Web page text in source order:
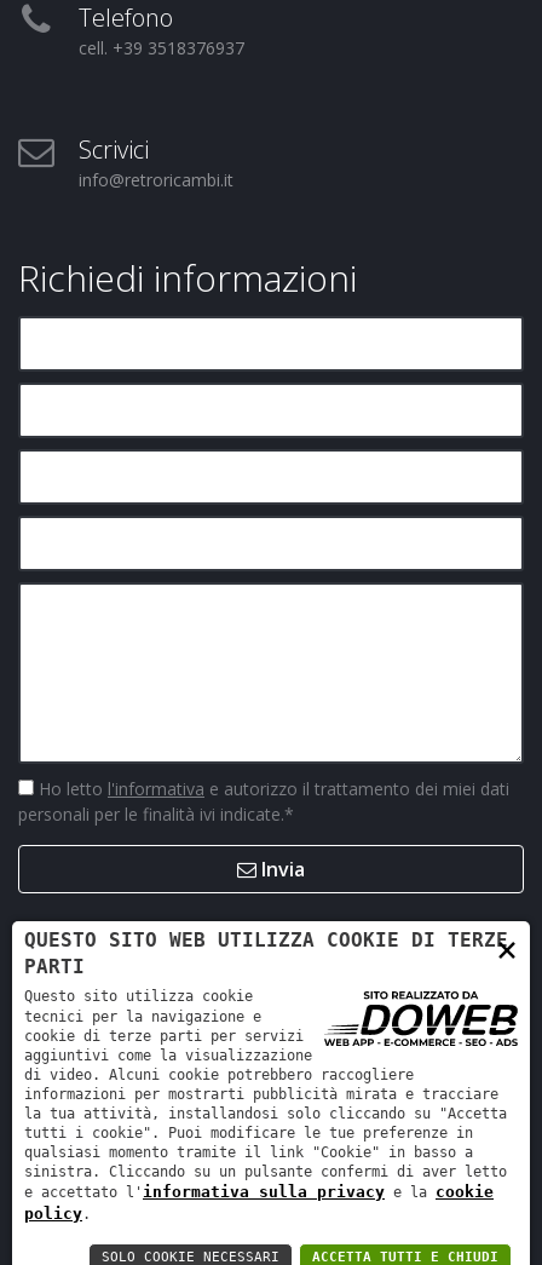
Telefono
cell. +39 3518376937
Scrivici
info@retroricambi.it
Richiedi informazioni
Ho letto l'informativa e autorizzo il trattamento dei miei dati
personali per le finalità ivi indicate.*
Invia
Retro Ricambi srl - REA VR-423294 - Cap. sociale interamente
versato 12.000 €
Informativa sulla privacy -Cookie policy
×
QUESTO SITO WEB UTILIZZA COOKIE DI TERZE
PARTI
Questo sito utilizza cookie
tecnici per la navigazione e
cookie di terze parti per servizi
aggiuntivi come la visualizzazione
di video. Alcuni cookie potrebbero raccogliere
informazioni per mostrarti pubblicità mirata e tracciare
la tua attività, installandosi solo cliccando su "Accetta
tutti i cookie". Puoi modificare le tue preferenze in
qualsiasi momento tramite il link "Cookie" in basso a
sinistra. Cliccando su un pulsante confermi di aver letto
e accettato l' informativa sulla privacy e la cookie
policy.
ACCETTA TUTTI E CHIUDI
SOLO COOKIE NECESSARI